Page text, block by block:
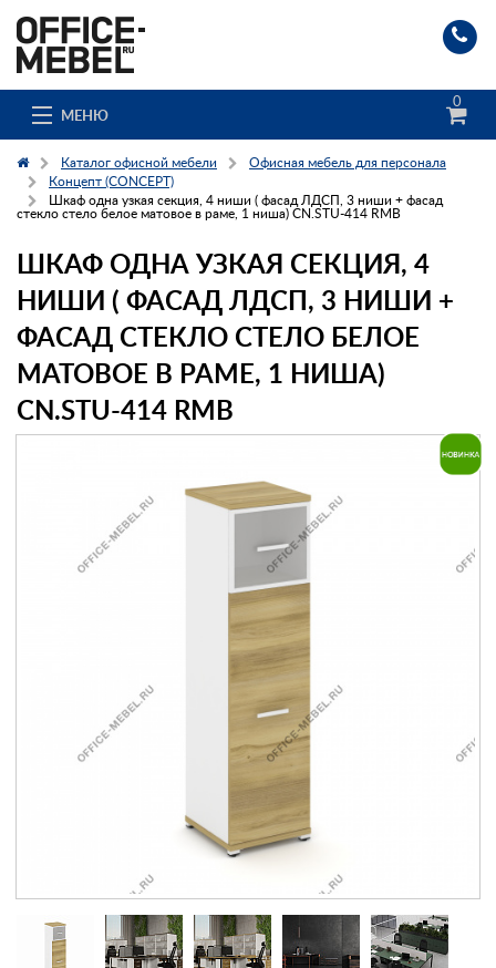
МЕНЮ
0
О компании
Доставка и сборка
Гос. заказчикам
Клиенты
Заказать обратный звонок
Каталог офисной мебели
Офисная мебель для персонала
Концепт (CONCEPT)
Шкаф одна узкая секция, 4 ниши ( фасад ЛДСП, 3 ниши + фасад
стекло стело белое матовое в раме, 1 ниша) CN.STU-414 RMB
ШКАФ ОДНА УЗКАЯ СЕКЦИЯ, 4
НИШИ ( ФАСАД ЛДСП, 3 НИШИ +
ФАСАД СТЕКЛО СТЕЛО БЕЛОЕ
МАТОВОЕ В РАМЕ, 1 НИША)
CN.STU-414 RMB